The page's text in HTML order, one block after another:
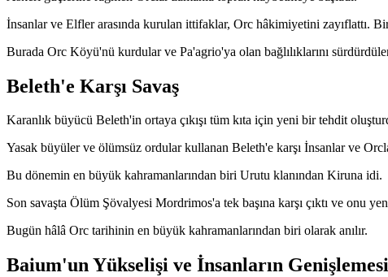
İnsanlar ve Elfler arasında kurulan ittifaklar, Orc hâkimiyetini zayıflattı.
Burada Orc Köyü'nü kurdular ve Pa'agrio'ya olan bağlılıklarını
Beleth'e Karşı Savaş
Karanlık büyücü Beleth'in ortaya çıkışı tüm kıta için yeni bir tehdit
Yasak büyüler ve ölümsüz ordular kullanan Beleth'e karşı İnsanlar ve
Bu dönemin en büyük kahramanlarından biri Urutu klanından Kiruna idi.
Son savaşta Ölüm Şövalyesi Mordrimos'a tek başına karşı çıktı ve onu
Bugün hâlâ Orc tarihinin en büyük kahramanlarından biri olarak anılır.
Baium'un Yükselişi ve İnsanların Genişlemesi